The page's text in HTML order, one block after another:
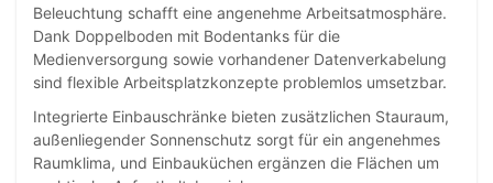
Beleuchtung schafft eine angenehme Arbeitsatmosphäre.
Dank Doppelboden mit Bodentanks für die
Medienversorgung sowie vorhandener Datenverkabelung
sind flexible Arbeitsplatzkonzepte problemlos umsetzbar.
Integrierte Einbauschränke bieten zusätzlichen Stauraum,
außenliegender Sonnenschutz sorgt für ein angenehmes
Raumklima, und Einbauküchen ergänzen die Flächen um